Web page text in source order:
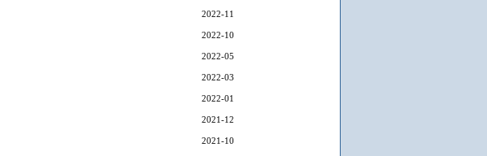
2022-11
2022-10
2022-05
2022-03
2022-01
2021-12
2021-10